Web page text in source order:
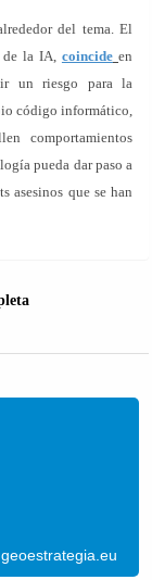
del tema. El
de la IA, coincide en
un riesgo para la
código informático,
comportamientos
pueda dar paso a
asesinos que se han